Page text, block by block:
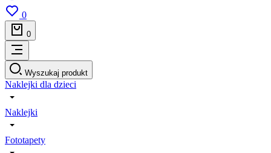
0
0
Wyszukaj produkt
Naklejki dla dzieci
Naklejki
Fototapety